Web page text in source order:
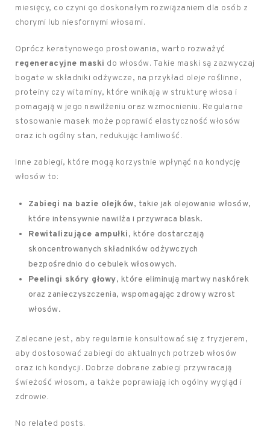
miesięcy, co czyni go doskonałym rozwiązaniem dla osób z
chorymi lub niesfornymi włosami.
Oprócz keratynowego prostowania, warto rozważyć
regeneracyjne maski do włosów. Takie maski są zazwyczaj
bogate w składniki odżywcze, na przykład oleje roślinne,
proteiny czy witaminy, które wnikają w strukturę włosa i
pomagają w jego nawilżeniu oraz wzmocnieniu. Regularne
stosowanie masek może poprawić elastyczność włosów
oraz ich ogólny stan, redukując łamliwość.
Inne zabiegi, które mogą korzystnie wpłynąć na kondycję
włosów to:
Zabiegi na bazie olejków, takie jak olejowanie włosów,
które intensywnie nawilża i przywraca blask.
Rewitalizujące ampułki, które dostarczają
skoncentrowanych składników odżywczych
bezpośrednio do cebulek włosowych.
Peelingi skóry głowy, które eliminują martwy naskórek
oraz zanieczyszczenia, wspomagając zdrowy wzrost
włosów.
Zalecane jest, aby regularnie konsultować się z fryzjerem,
aby dostosować zabiegi do aktualnych potrzeb włosów
oraz ich kondycji. Dobrze dobrane zabiegi przywracają
świeżość włosom, a także poprawiają ich ogólny wygląd i
zdrowie.
No related posts.